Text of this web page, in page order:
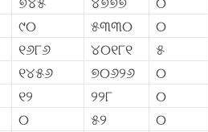
୯୦ ୫୩୩୦
୦
୧୬୮୬ ୪୦୧୮୧
୫
୧୪୫୬ ୭୦୬୨୬
୦
୧୨ ୨୨୮
୦
୦ ୫୨
୦